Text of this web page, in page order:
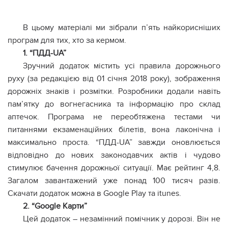
В цьому матеріалі ми зібрали п’ять найкорисніших
програм для тих, хто за кермом.
1. “ПДД-UA”
Зручний додаток містить усі правила дорожнього
руху (за редакцією від 01 січня 2018 року), зображення
дорожніх знаків і розмітки. Розробники додали навіть
пам’ятку до вогнегасника та інформацію про склад
аптечок. Програма не переобтяжена тестами чи
питаннями екзаменаційних білетів, вона лаконічна і
максимально проста. “ПДД-UA” завжди оновлюється
відповідно до нових законодавчих актів і чудово
стимулює бачення дорожньої ситуації. Має рейтинг 4,8.
Загалом завантажений уже понад 100 тисяч разів.
Скачати додаток можна в Google Play та itunes.
2. “Google Карти”
Цей додаток – незамінний помічник у дорозі. Він не